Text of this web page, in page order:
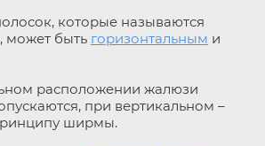
которые называются
может быть горизонтальным и
расположении жалюзи
при вертикальном –
ширмы.